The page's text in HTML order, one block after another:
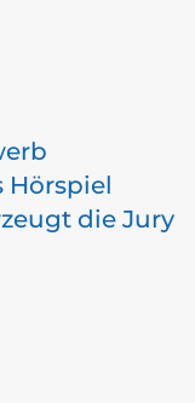
Hörspiel
die Jury